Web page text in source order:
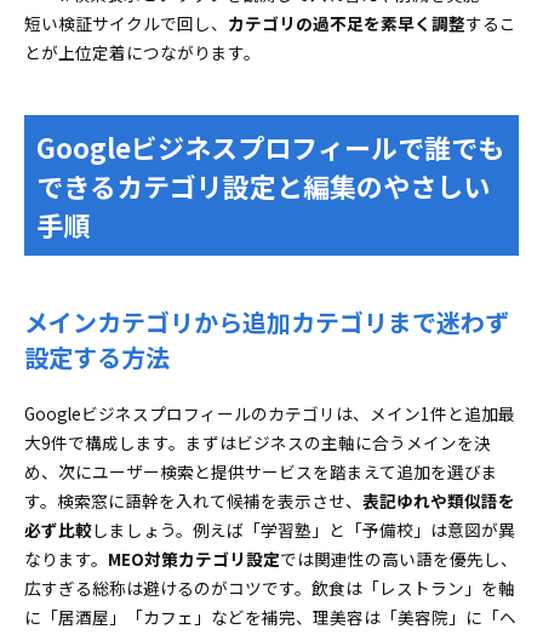
短い検証サイクルで回し、 カテゴリの過不足を素早く調整するこ
とが上位定着につながります。
Googleビジネスプロフィールで誰でも
できるカテゴリ設定と編集のやさしい
手順
メインカテゴリから追加カテゴリまで迷わず
設定する方法
Googleビジネスプロフィールのカテゴリは、メイン1件と追加最
大9件で構成します。まずはビジネスの主軸に合うメインを決
め、次にユーザー検索と提供サービスを踏まえて追加を選びま
す。検索窓に語幹を入れて候補を表示させ、 表記ゆれや類似語を
必ず比較しましょう。例えば「学習塾」と「予備校」は意図が異
なります。 MEO対策カテゴリ設定では関連性の高い語を優先し、
広すぎる総称は避けるのがコツです。飲食は「レストラン」を軸
に「居酒屋」「カフェ」などを補完、理美容は「美容院」に「ヘ